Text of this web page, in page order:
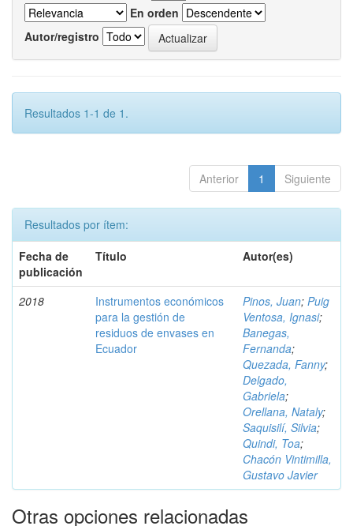
En orden
Autor/registro
Resultados 1-1 de 1.
Anterior 1 Siguiente
Resultados por ítem:
Fecha de
publicación
Título Autor(es)
2018
Instrumentos económicos
para la gestión de
residuos de envases en
Ecuador
Pinos, Juan; Puig
Ventosa, Ignasi;
Banegas,
Fernanda;
Quezada, Fanny;
Delgado,
Gabriela;
Orellana, Nataly;
Saquisilí, Silvia;
Quindi, Toa;
Chacón Vintimilla,
Gustavo Javier
Otras opciones relacionadas